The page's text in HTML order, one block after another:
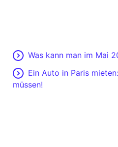
Was kann man im Mai
Ein Auto in Paris
müssen!